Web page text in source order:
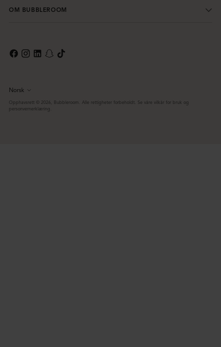
OM BUBBLEROOM
Språk
Norsk
Opphavsrett © 2026, Bubbleroom. Alle rettigheter forbeholdt. Se våre vilkår for bruk og
personvernerklæring.